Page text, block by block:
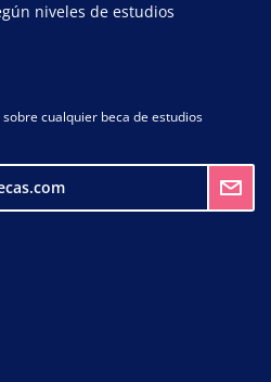
niveles de estudios
cualquier beca de estudios